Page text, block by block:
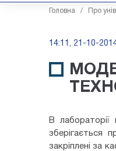
Головна / Про
14:11, 21-10-
В
зберігається
закріплені за